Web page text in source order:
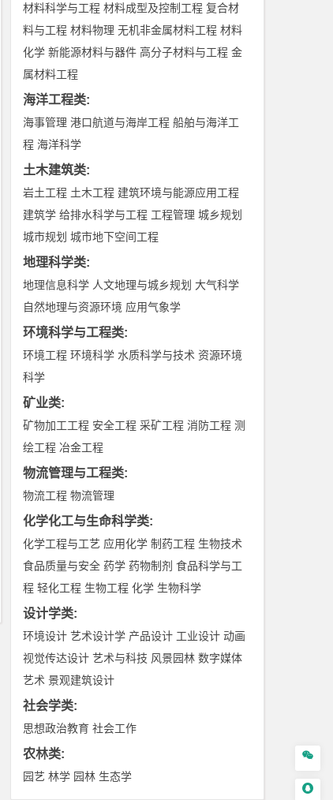
材料科学与工程 材料成型及控制工程 复合材
料与工程 材料物理 无机非金属材料工程 材料
化学 新能源材料与器件 高分子材料与工程 金
属材料工程
海洋工程类:
海事管理 港口航道与海岸工程 船舶与海洋工
程 海洋科学
土木建筑类:
岩土工程 土木工程 建筑环境与能源应用工程
建筑学 给排水科学与工程 工程管理 城乡规划
城市规划 城市地下空间工程
地理科学类:
地理信息科学 人文地理与城乡规划 大气科学
自然地理与资源环境 应用气象学
环境科学与工程类:
环境工程 环境科学 水质科学与技术 资源环境
科学
矿业类:
矿物加工工程 安全工程 采矿工程 消防工程 测
绘工程 冶金工程
物流管理与工程类:
物流工程 物流管理
化学化工与生命科学类:
化学工程与工艺 应用化学 制药工程 生物技术
食品质量与安全 药学 药物制剂 食品科学与工
程 轻化工程 生物工程 化学 生物科学
设计学类:
环境设计 艺术设计学 产品设计 工业设计 动画
视觉传达设计 艺术与科技 风景园林 数字媒体
艺术 景观建筑设计
社会学类:
思想政治教育 社会工作
农林类:
园艺 林学 园林 生态学

